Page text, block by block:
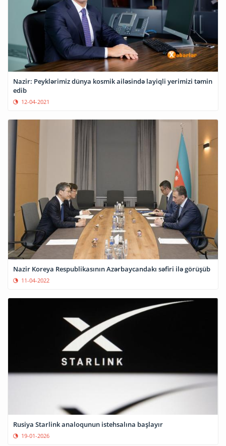
Nazir: Peyklərimiz dünya kosmik ailəsində layiqli yerimizi təmin
edib
12-04-2021
Nazir Koreya Respublikasının Azərbaycandakı səfiri ilə görüşüb
11-04-2022
Rusiya Starlink analoqunun istehsalına başlayır
19-01-2026